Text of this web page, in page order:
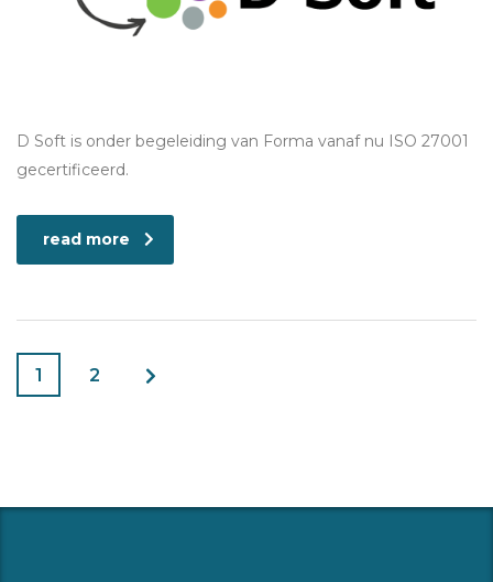
D Soft is onder begeleiding van Forma vanaf nu ISO 27001
gecertificeerd.
read more
1 2